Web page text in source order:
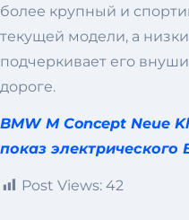
более крупный и
текущей модели, а
подчеркивает его
дороге.
BMW M Concept Neue
показ электрического
Post Views: 42